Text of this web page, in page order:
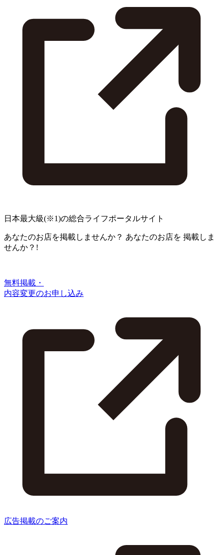
日本最大級(※1)の総合ライフポータルサイト
あなたのお店を掲載しませんか？ あなたのお店を 掲載しま
せんか？!
無料掲載・
内容変更のお申し込み
広告掲載のご案内